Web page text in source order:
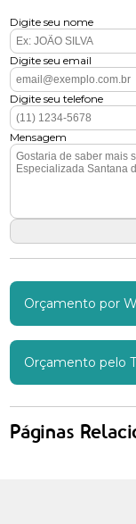
Digite seu nome
Digite seu email
Digite seu telefone
Mensagem
Orçamento por
Orçamento pelo
Páginas